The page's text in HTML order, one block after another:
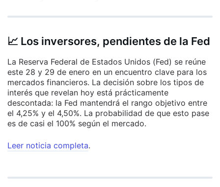
📈 Los inversores, pendientes de la Fed
La Reserva Federal de Estados Unidos (Fed) se reúne
este 28 y 29 de enero en un encuentro clave para los
mercados financieros. La decisión sobre los tipos de
interés que revelan hoy está prácticamente
descontada: la Fed mantendrá el rango objetivo entre
el 4,25% y el 4,50%. La probabilidad de que esto pase
es de casi el 100% según el mercado.
Leer noticia completa.